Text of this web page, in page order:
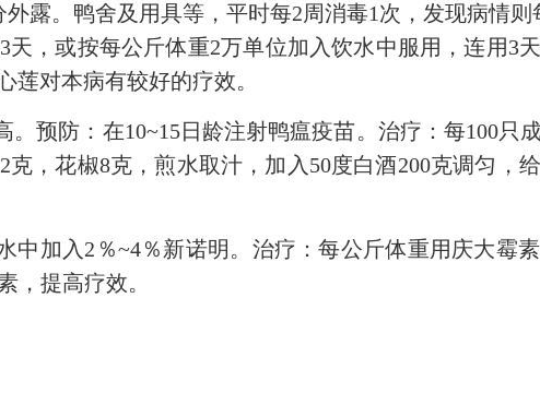
露。鸭舍及用具等，平时每2周消毒1次，发现病情
，或按每公斤体重2万单位加入饮水中服用，连用3
莲对本病有较好的疗效。
防：在10~15日龄注射鸭瘟疫苗。治疗：每100只成
，花椒8克，煎水取汁，加入50度白酒200克调匀，
加入2％~4％新诺明。治疗：每公斤体重用庆大霉素
，提高疗效。